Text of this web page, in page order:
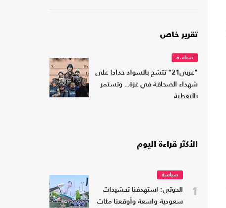
تقرير خاص
سياسة
"عربي21" تتشح بالسواد حدادا على
شهداء الصحافة في غزة.. وتستمر
بالتغطية
الأكثر قراءة اليوم
1
سياسة
الحوثي: استهدفنا تحشيدات
سعودية واسعة وأوقعنا مئات